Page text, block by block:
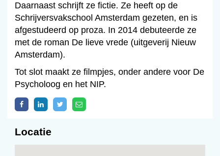
Daarnaast schrijft ze fictie. Ze heeft op de
Schrijversvakschool Amsterdam gezeten, en is
afgestudeerd op proza. In 2014 debuteerde ze
met de roman De lieve vrede (uitgeverij Nieuw
Amsterdam).
Tot slot maakt ze filmpjes, onder andere voor De
Psycholoog en het NIP.
Locatie